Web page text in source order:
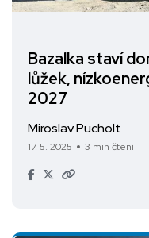
Bazalka staví
lůžek,
2027
Miroslav Pucholt
17. 5. 2025 3 min čtení